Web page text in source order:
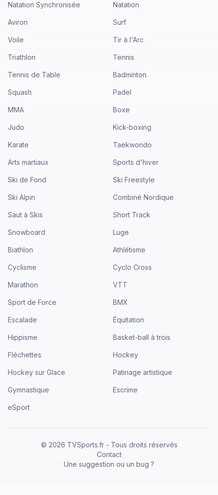
Natation Synchronisée Natation
Aviron Surf
Voile Tir à l'Arc
Triathlon Tennis
Tennis de Table Badminton
Squash Padel
MMA Boxe
Judo Kick-boxing
Karate Taekwondo
Arts martiaux Sports d'hiver
Ski de Fond Ski Freestyle
Ski Alpin Combiné Nordique
Saut à Skis Short Track
Snowboard Luge
Biathlon Athlétisme
Cyclisme Cyclo Cross
Marathon VTT
Sport de Force BMX
Escalade Équitation
Hippisme Basket-ball à trois
Fléchettes Hockey
Hockey sur Glace Patinage artistique
Gymnastique Escrime
eSport
© 2026 TVSports.fr - Tous droits réservés
Contact
Une suggestion ou un bug ?